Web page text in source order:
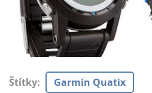
Štítky: Garmin Quatix